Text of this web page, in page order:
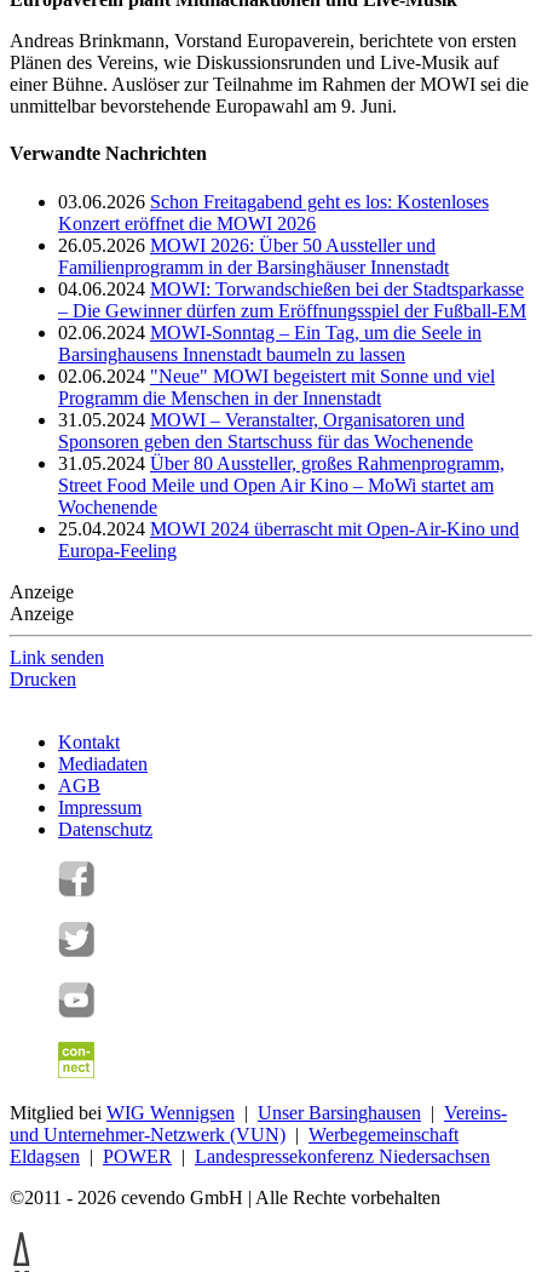
Andreas Brinkmann, Vorstand Europaverein, berichtete von ersten
Plänen des Vereins, wie Diskussionsrunden und Live-Musik auf
einer Bühne. Auslöser zur Teilnahme im Rahmen der MOWI sei die
unmittelbar bevorstehende Europawahl am 9. Juni.
Verwandte Nachrichten
03.06.2026 Schon Freitagabend geht es los: Kostenloses
Konzert eröffnet die MOWI 2026
26.05.2026 MOWI 2026: Über 50 Aussteller und
Familienprogramm in der Barsinghäuser Innenstadt
04.06.2024 MOWI: Torwandschießen bei der Stadtsparkasse
– Die Gewinner dürfen zum Eröffnungsspiel der Fußball-EM
02.06.2024 MOWI-Sonntag – Ein Tag, um die Seele in
Barsinghausens Innenstadt baumeln zu lassen
02.06.2024 "Neue" MOWI begeistert mit Sonne und viel
Programm die Menschen in der Innenstadt
31.05.2024 MOWI – Veranstalter, Organisatoren und
Sponsoren geben den Startschuss für das Wochenende
31.05.2024 Über 80 Aussteller, großes Rahmenprogramm,
Street Food Meile und Open Air Kino – MoWi startet am
Wochenende
25.04.2024 MOWI 2024 überrascht mit Open-Air-Kino und
Europa-Feeling
Anzeige
Anzeige
Link senden
Drucken
Kontakt
Mediadaten
AGB
Impressum
Datenschutz
Mitglied bei WIG Wennigsen | Unser Barsinghausen | Vereins-
und Unternehmer-Netzwerk (VUN) | Werbegemeinschaft
Eldagsen | POWER | Landespressekonferenz Niedersachsen
©2011 - 2026 cevendo GmbH | Alle Rechte vorbehalten